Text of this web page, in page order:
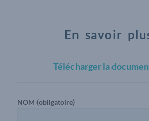
En savoir
Télécharger la
NOM (obligatoire)